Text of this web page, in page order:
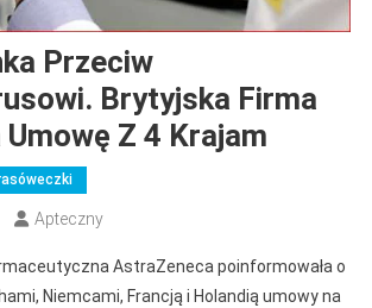
Przeciw
Brytyjska Firma
Umowę Z 4 Krajam
Apteczny
AstraZeneca poinformowała o
Niemcami, Francją i Holandią umowy na